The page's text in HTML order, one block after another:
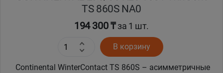
TS 860S NA0
194 300 ₸за 1 шт.
В корзину
Continental WinterContact TS 860S – асимметричные